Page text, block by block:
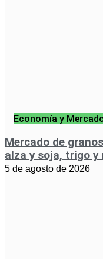
Economía y
Mercado de
alza y soja, trigo y
5 de agosto de 2026